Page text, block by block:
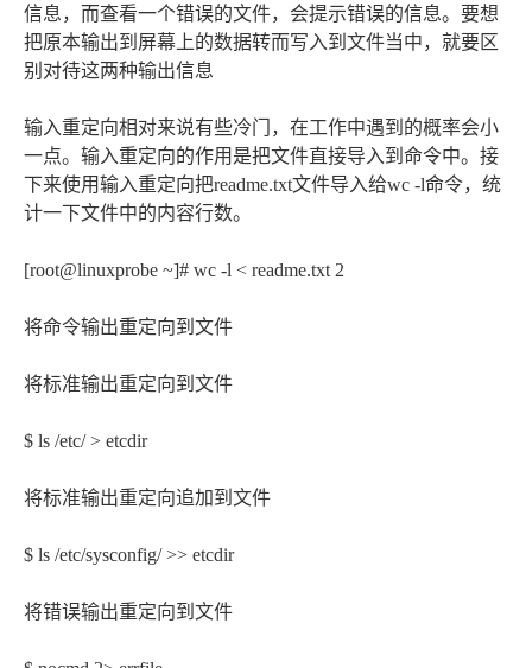
信息，而查看一个错误的文件，会提示错误的信息。要想
把原本输出到屏幕上的数据转而写入到文件当中，就要区
别对待这两种输出信息
输入重定向相对来说有些冷门，在工作中遇到的概率会小
一点。输入重定向的作用是把文件直接导入到命令中。接
下来使用输入重定向把readme.txt文件导入给wc -l命令，统
计一下文件中的内容行数。
[root@linuxprobe ~]# wc -l < readme.txt 2
将命令输出重定向到文件
将标准输出重定向到文件
$ ls /etc/ > etcdir
将标准输出重定向追加到文件
$ ls /etc/sysconfig/ >> etcdir
将错误输出重定向到文件